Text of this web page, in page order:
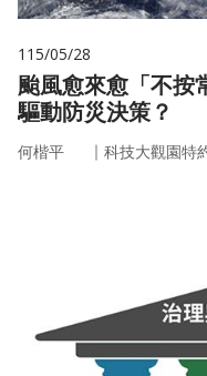
115/05/28
颱風愈來愈「不按
驅動防災決策？
何楷平 ｜ 科技大觀園特